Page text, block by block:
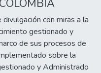
combinadas
y por test o pruebas de
practicas se
medida cualitativa a
con miras a la
gestionado y
de sus procesos de
sobre la
y Administrado